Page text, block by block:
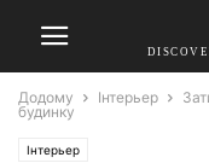
Додому Інтерьер
будинку
Інтерьер